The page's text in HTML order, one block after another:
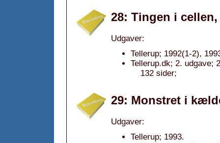
28: Tingen i cellen,
Udgaver:
Tellerup; 1992(1-2),
Tellerup.dk; 2. udgave;
132 sider;
29: Monstret i
Udgaver:
Tellerup; 1993.